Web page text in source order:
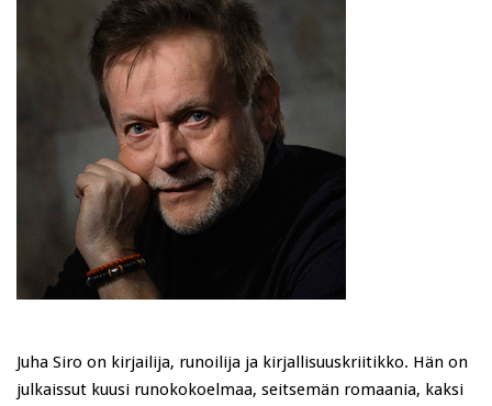
Juha Siro on kirjailija, runoilija ja kirjallisuuskriitikko. Hän on
julkaissut kuusi runokokoelmaa, seitsemän romaania, kaksi